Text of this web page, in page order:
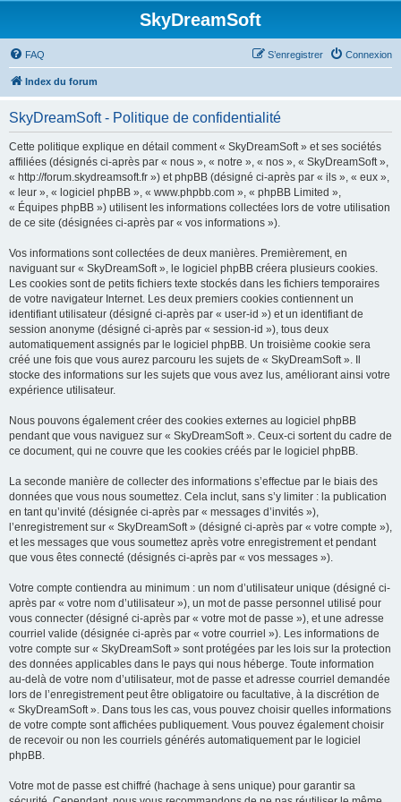
SkyDreamSoft
FAQ Connexion
S’enregistrer
Index du forum
SkyDreamSoft - Politique de confidentialité
Cette politique explique en détail comment « SkyDreamSoft » et ses sociétés
affiliées (désignés ci-après par « nous », « notre », « nos », « SkyDreamSoft »,
« http://forum.skydreamsoft.fr ») et phpBB (désigné ci-après par « ils », « eux »,
« leur », « logiciel phpBB », « www.phpbb.com », « phpBB Limited »,
« Équipes phpBB ») utilisent les informations collectées lors de votre utilisation
de ce site (désignées ci-après par « vos informations »).
Vos informations sont collectées de deux manières. Premièrement, en
naviguant sur « SkyDreamSoft », le logiciel phpBB créera plusieurs cookies.
Les cookies sont de petits fichiers texte stockés dans les fichiers temporaires
de votre navigateur Internet. Les deux premiers cookies contiennent un
identifiant utilisateur (désigné ci-après par « user-id ») et un identifiant de
session anonyme (désigné ci-après par « session-id »), tous deux
automatiquement assignés par le logiciel phpBB. Un troisième cookie sera
créé une fois que vous aurez parcouru les sujets de « SkyDreamSoft ». Il
stocke des informations sur les sujets que vous avez lus, améliorant ainsi votre
expérience utilisateur.
Nous pouvons également créer des cookies externes au logiciel phpBB
pendant que vous naviguez sur « SkyDreamSoft ». Ceux-ci sortent du cadre de
ce document, qui ne couvre que les cookies créés par le logiciel phpBB.
La seconde manière de collecter des informations s’effectue par le biais des
données que vous nous soumettez. Cela inclut, sans s’y limiter : la publication
en tant qu’invité (désignée ci-après par « messages d’invités »),
l’enregistrement sur « SkyDreamSoft » (désigné ci-après par « votre compte »),
et les messages que vous soumettez après votre enregistrement et pendant
que vous êtes connecté (désignés ci-après par « vos messages »).
Votre compte contiendra au minimum : un nom d’utilisateur unique (désigné ci-
après par « votre nom d’utilisateur »), un mot de passe personnel utilisé pour
vous connecter (désigné ci-après par « votre mot de passe »), et une adresse
courriel valide (désignée ci-après par « votre courriel »). Les informations de
votre compte sur « SkyDreamSoft » sont protégées par les lois sur la protection
des données applicables dans le pays qui nous héberge. Toute information
au-delà de votre nom d’utilisateur, mot de passe et adresse courriel demandée
lors de l’enregistrement peut être obligatoire ou facultative, à la discrétion de
« SkyDreamSoft ». Dans tous les cas, vous pouvez choisir quelles informations
de votre compte sont affichées publiquement. Vous pouvez également choisir
de recevoir ou non les courriels générés automatiquement par le logiciel
phpBB.
Votre mot de passe est chiffré (hachage à sens unique) pour garantir sa